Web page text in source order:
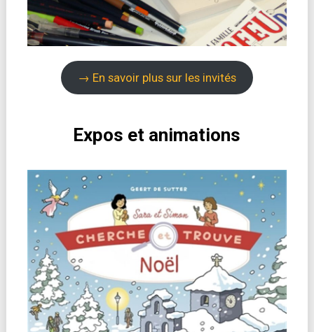
→ En savoir plus sur les invités
Expos et animations